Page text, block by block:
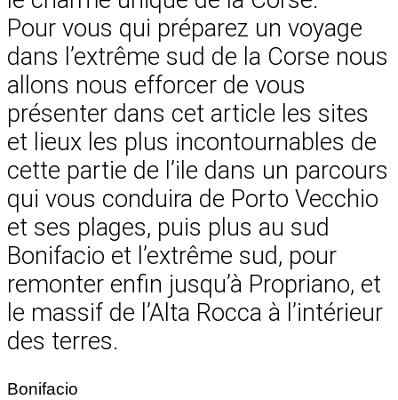
Pour vous qui préparez un voyage
dans l’extrême sud de la Corse nous
allons nous efforcer de vous
présenter dans cet article les sites
et lieux les plus incontournables de
cette partie de l’ile dans un parcours
qui vous conduira de Porto Vecchio
et ses plages, puis plus au sud
Bonifacio et l’extrême sud, pour
remonter enfin jusqu’à Propriano, et
le massif de l’Alta Rocca à l’intérieur
des terres.
Bonifacio